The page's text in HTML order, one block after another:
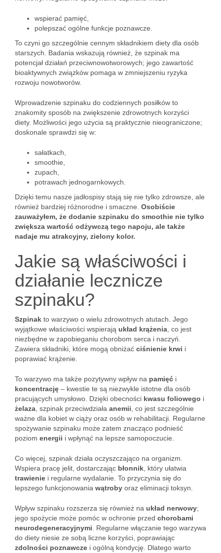
wspierać pamięć,
polepszać ogólne funkcje poznawcze.
To czyni go szczególnie cennym składnikiem diety dla osób
starszych. Badania wskazują również, że szpinak ma
potencjał działań przeciwnowotworowych; jego zawartość
bioaktywnych związków pomaga w zmniejszeniu ryzyka
rozwoju nowotworów.
Wprowadzenie szpinaku do codziennych posiłków to
znakomity sposób na zwiększenie zdrowotnych korzyści
diety. Możliwości jego użycia są praktycznie nieograniczone;
doskonale sprawdzi się w:
sałatkach,
smoothie,
zupach,
potrawach jednogarnkowych.
Dzięki temu nasze jadłospisy stają się nie tylko zdrowsze, ale
również bardziej różnorodne i smaczne. Osobiście
zauważyłem, że dodanie szpinaku do smoothie nie tylko
zwiększa wartość odżywczą tego napoju, ale także
nadaje mu atrakcyjny, zielony kolor.
Jakie są właściwości i
działanie lecznicze
szpinaku?
Szpinak to warzywo o wielu zdrowotnych atutach. Jego
wyjątkowe właściwości wspierają układ krążenia , co jest
niezbędne w zapobieganiu chorobom serca i naczyń.
Zawiera składniki, które mogą obniżać ciśnienie krwi i
poprawiać krążenie.
To warzywo ma także pozytywny wpływ na pamięć i
koncentrację – kwestie te są niezwykle istotne dla osób
pracujących umysłowo. Dzięki obecności kwasu foliowego i
żelaza , szpinak przeciwdziała anemii , co jest szczególnie
ważne dla kobiet w ciąży oraz osób w rehabilitacji. Regularne
spożywanie szpinaku może zatem znacząco podnieść
poziom energii i wpłynąć na lepsze samopoczucie.
Co więcej, szpinak działa oczyszczająco na organizm.
Wspiera pracę jelit, dostarczając błonnik , który ułatwia
trawienie i regularne wydalanie. To przyczynia się do
lepszego funkcjonowania wątroby oraz eliminacji toksyn.
Wpływ szpinaku rozszerza się również na układ nerwowy;
jego spożycie może pomóc w ochronie przed chorobami
neurodegeneracyjnymi . Regularne włączanie tego warzywa
do diety niesie ze sobą liczne korzyści, poprawiając
zdolności poznawcze i ogólną kondycję. Dlatego warto